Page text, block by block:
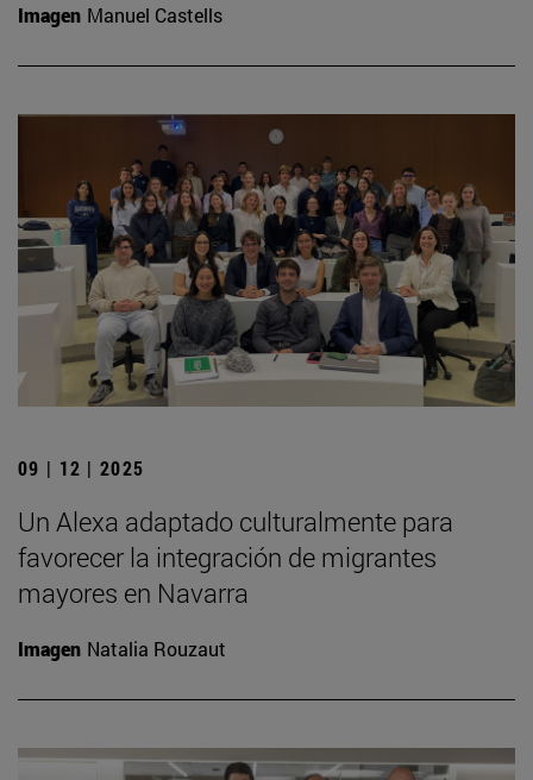
Imagen Manuel Castells
09 | 12 | 2025
Un Alexa adaptado culturalmente para
favorecer la integración de migrantes
mayores en Navarra
Imagen Natalia Rouzaut